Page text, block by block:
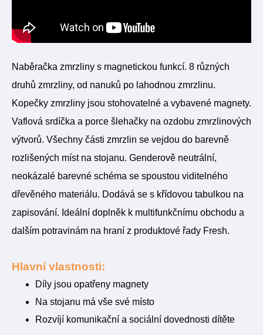
Naběračka zmrzliny s magnetickou funkcí. 8 různých
druhů zmrzliny, od nanuků po lahodnou zmrzlinu.
Kopečky zmrzliny jsou stohovatelné a vybavené magnety.
Vaflová srdíčka a porce šlehačky na ozdobu zmrzlinových
výtvorů. Všechny části zmrzlin se vejdou do barevně
rozlišených míst na stojanu. Genderově neutrální,
neokázalé barevné schéma se spoustou viditelného
dřevěného materiálu. Dodává se s křídovou tabulkou na
zapisování. Ideální doplněk k multifunkčnímu obchodu a
dalším potravinám na hraní z produktové řady Fresh.
Hlavní vlastnosti:
Díly jsou opatřeny magnety
Na stojanu má vše své místo
Rozvíjí komunikační a sociální dovednosti dítěte